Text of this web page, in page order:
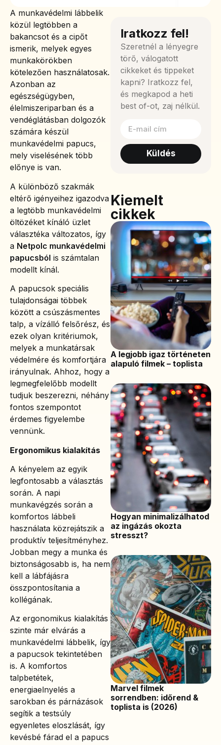
A munkavédelmi lábbelik
közül legtöbben a
bakancsot és a cipőt
ismerik, melyek egyes
munkakörökben
kötelezően használatosak.
Azonban az
egészségügyben,
élelmiszeriparban és a
vendéglátásban dolgozók
számára készül
munkavédelmi papucs,
mely viselésének több
előnye is van.
A különböző szakmák
eltérő igényeihez igazodva
a legtöbb munkavédelmi
öltözéket kínáló üzlet
választéka változatos, így
a Netpolc munkavédelmi
papucsból is számtalan
modellt kínál.
A papucsok speciális
tulajdonságai többek
között a csúszásmentes
talp, a vízálló felsőrész, és
ezek olyan kritériumok,
melyek a munkatársak
védelmére és komfortjára
irányulnak. Ahhoz, hogy a
legmegfelelőbb modellt
tudjuk beszerezni, néhány
fontos szempontot
érdemes figyelembe
vennünk.
Ergonomikus kialakítás
A kényelem az egyik
legfontosabb a választás
során. A napi
munkavégzés során a
komfortos lábbeli
használata közrejátszik a
produktív teljesítményhez.
Jobban megy a munka és
biztonságosabb is, ha nem
kell a lábfájásra
összpontosítania a
kollégának.
Az ergonomikus kialakítás
szinte már elvárás a
munkavédelmi lábbelik, így
a papucsok tekintetében
is. A komfortos
talpbetétek,
energiaelnyelés a
sarokban és párnázások
segítik a testsúly
egyenletes eloszlását, így
kevésbé fárad el a papucs
Iratkozz fel!
Szeretnél a lényegre
törő, válogatott
cikkeket és tippeket
kapni? Iratkozz fel,
és megkapod a heti
best of-ot, zaj nélkül.
Küldés
Kiemelt
cikkek
A legjobb igaz történeten
alapuló filmek – toplista
Hogyan minimalizálhatod
az ingázás okozta
stresszt?
Marvel filmek
sorrendben: időrend &
toplista is (2026)